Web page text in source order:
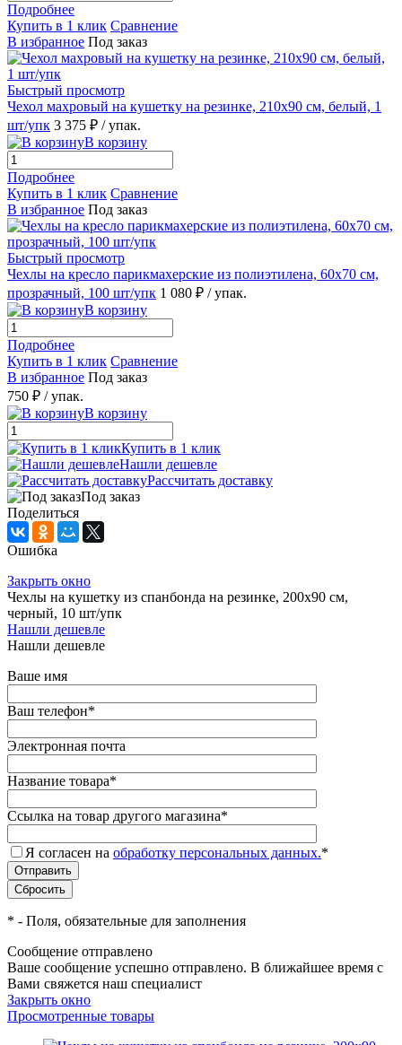
Подробнее
Купить в 1 клик Сравнение
В избранное Под заказ
Быстрый просмотр
Чехол махровый на кушетку на резинке, 210х90 см, белый, 1
шт/упк 3 375 ₽ / упак.
В корзину
Подробнее
Купить в 1 клик Сравнение
В избранное Под заказ
Быстрый просмотр
Чехлы на кресло парикмахерские из полиэтилена, 60х70 см,
прозрачный, 100 шт/упк 1 080 ₽ / упак.
В корзину
Подробнее
Купить в 1 клик Сравнение
В избранное Под заказ
750 ₽ / упак.
В корзину
Купить в 1 клик
Нашли дешевле
Рассчитать доставку
Под заказ
Поделиться
Ошибка
Закрыть окно
Чехлы на кушетку из спанбонда на резинке, 200х90 см,
черный, 10 шт/упк
Нашли дешевле
Нашли дешевле
Ваше имя
Ваш телефон*
Электронная почта
Название товара*
Ссылка на товар другого магазина*
Я согласен на обработку персональных данных.*
* - Поля, обязательные для заполнения
Сообщение отправлено
Ваше сообщение успешно отправлено. В ближайшее время с
Вами свяжется наш специалист
Закрыть окно
Просмотренные товары